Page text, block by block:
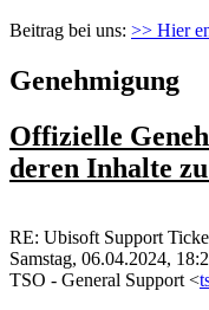
Beitrag bei uns: >> Hier
Genehmigung
Offizielle
deren Inhalte
RE: Ubisoft Support
Samstag, 06.04.2024, 18:2
TSO - General Support <